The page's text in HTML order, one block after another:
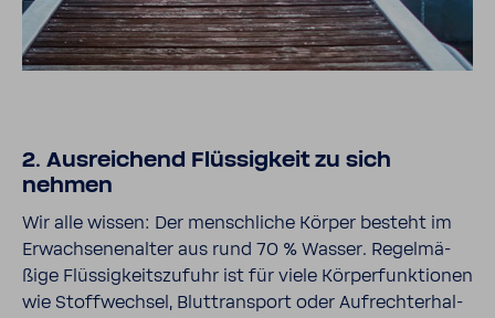
2. Ausrei­chend Flüs­sig­keit zu sich
nehmen
Wir alle wissen: Der mensch­liche Körper besteht im
Erwach­se­nen­alter aus rund 70 % Wasser. Regel­mä­
ßige Flüs­sig­keits­zu­fuhr ist für viele Körper­funk­tionen
wie Stoff­wechsel, Blut­trans­port oder Aufrecht­erhal­